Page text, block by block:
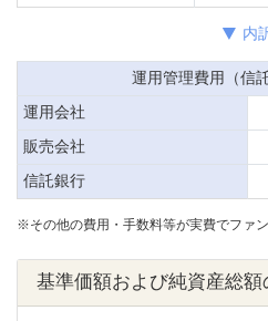
内
運用管理費用（信
運用会社
販売会社
信託銀行
※その他の費用・手数料等が実費でファン
基準価額および純資産総